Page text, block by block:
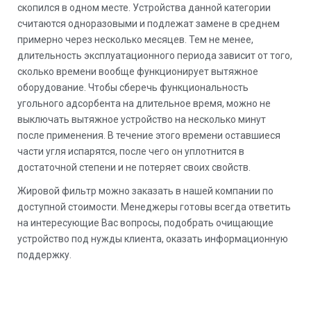
скопился в одном месте. Устройства данной категории
считаются одноразовыми и подлежат замене в среднем
примерно через несколько месяцев. Тем не менее,
длительность эксплуатационного периода зависит от того,
сколько времени вообще функционирует вытяжное
оборудование. Чтобы сберечь функциональность
угольного адсорбента на длительное время, можно не
выключать вытяжное устройство на несколько минут
после применения. В течение этого времени оставшиеся
части угля испарятся, после чего он уплотнится в
достаточной степени и не потеряет своих свойств.
Жировой фильтр можно заказать в нашей компании по
доступной стоимости. Менеджеры готовы всегда ответить
на интересующие Вас вопросы, подобрать очищающие
устройство под нужды клиента, оказать информационную
поддержку.